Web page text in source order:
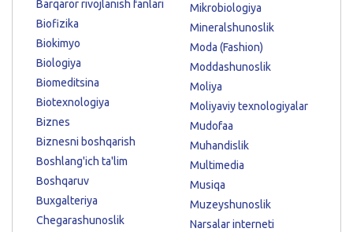
Barqaror rivojlanish fanlari
Biofizika
Biokimyo
Biologiya
Biomeditsina
Biotexnologiya
Biznes
Biznesni boshqarish
Boshlang'ich ta'lim
Boshqaruv
Buxgalteriya
Chegarashunoslik
Mikrobiologiya
Mineralshunoslik
Moda (Fashion)
Moddashunoslik
Moliya
Moliyaviy texnologiyalar
Mudofaa
Muhandislik
Multimedia
Musiqa
Muzeyshunoslik
Narsalar interneti